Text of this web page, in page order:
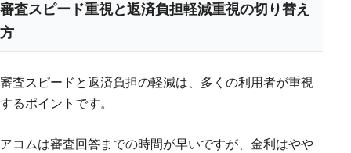
審査スピード重視と返済負担軽減重視の切り替え
方
審査スピードと返済負担の軽減は、多くの利用者が重視
するポイントです。
アコムは審査回答までの時間が早いですが、金利はやや